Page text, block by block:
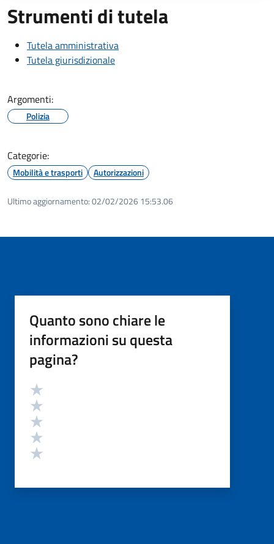
Strumenti di tutela
Tutela amministrativa
Tutela giurisdizionale
Argomenti:
Polizia
Categorie:
Mobilità e trasporti Autorizzazioni
Ultimo aggiornamento:02/02/2026 15:53.06
Quanto sono chiare le
informazioni su questa
pagina?
Valutazione